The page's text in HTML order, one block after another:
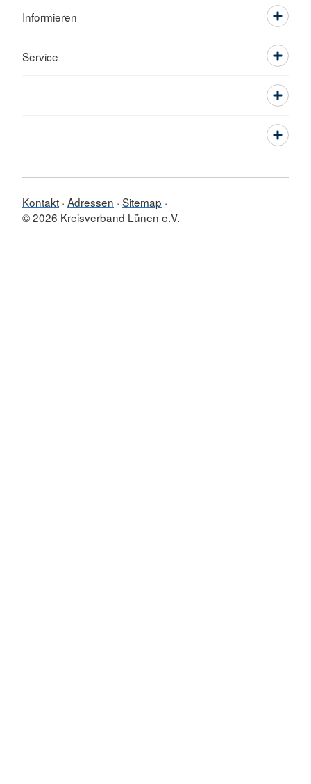
Informieren
Service
Kontakt Adressen Sitemap
© 2026 Kreisverband Lünen e.V.